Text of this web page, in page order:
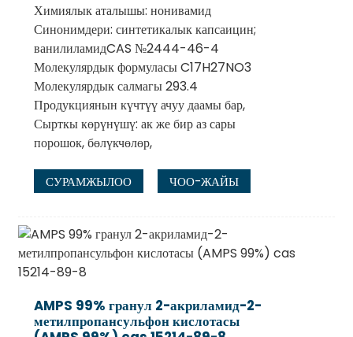
Химиялык аталышы: нонивамид
Синонимдери: синтетикалык капсаицин;
ванилиламидCAS №2444-46-4
Молекулярдык формуласы C17H27NO3
Молекулярдык салмагы 293.4
Продукциянын күчтүү ачуу даамы бар,
Сырткы көрүнүшү: ак же бир аз сары
порошок, бөлүкчөлөр,
СУРАМЖЫЛОО ЧОО-ЖАЙЫ
AMPS 99% гранул 2-акриламид-2-
метилпропансульфон кислотасы